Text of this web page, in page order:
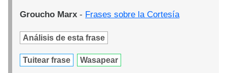
Groucho Marx - Frases sobre la Cortesía
Análisis de esta frase
Tuitear frase Wasapear